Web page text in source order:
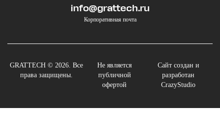
info@grattech.ru
Корпоративная почта
GRATTECH © 2026. Все
права защищены.
Не является
публичной
офертой
Сайт создан и
разработан
CrazyStudio